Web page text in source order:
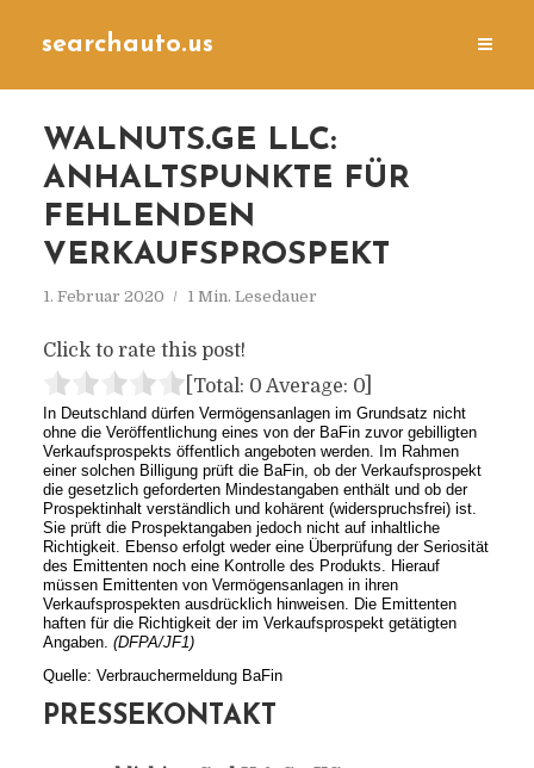
searchauto.us
WALNUTS.GE LLC:
ANHALTSPUNKTE FÜR
FEHLENDEN
VERKAUFSPROSPEKT
1. Februar 2020 1 Min. Lesedauer
Click to rate this post!
[Total: 0 Average: 0]
In Deutschland dürfen Vermögensanlagen im Grundsatz nicht
ohne die Veröffentlichung eines von der BaFin zuvor gebilligten
Verkaufsprospekts öffentlich angeboten werden. Im Rahmen
einer solchen Billigung prüft die BaFin, ob der Verkaufsprospekt
die gesetzlich geforderten Mindestangaben enthält und ob der
Prospektinhalt verständlich und kohärent (widerspruchsfrei) ist.
Sie prüft die Prospektangaben jedoch nicht auf inhaltliche
Richtigkeit. Ebenso erfolgt weder eine Überprüfung der Seriosität
des Emittenten noch eine Kontrolle des Produkts. Hierauf
müssen Emittenten von Vermögensanlagen in ihren
Verkaufsprospekten ausdrücklich hinweisen. Die Emittenten
haften für die Richtigkeit der im Verkaufsprospekt getätigten
Angaben. (DFPA/JF1)
Quelle: Verbrauchermeldung BaFin
PRESSEKONTAKT